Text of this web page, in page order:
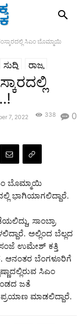
ಸಿಎಂ ಬೊಮ್ಮಾಯಿ
ಸುದ್ದಿ ರಾಜ್ಯ
7, 2022 0
338
ಬೊಮ್ಮಾಯಿ
ಭಾಗಿಯಾಗಲಿದ್ದಾರೆ.
ಸಾಂಬ್ರಾ
ಅಲ್ಲಿಂದ ಬೆಲ್ಲದ
ಉಮೇಶ್​ ಕತ್ತಿ
ಆನಂತರ ಬೆಂಗಳೂರಿಗೆ
ಸಿಎಂ
ಜತೆ
ಮಾಡಲಿದ್ದಾರೆ.